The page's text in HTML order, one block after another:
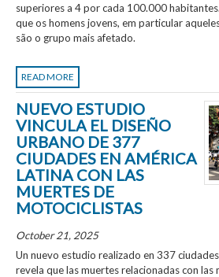
superiores a 4 por cada 100.000
que os homens jovens, em particular
são o grupo mais afetado.
READ MORE
NUEVO ESTUDIO
VINCULA EL DISEÑO
URBANO DE 377
CIUDADES EN AMÉRICA
LATINA CON LAS
MUERTES DE
MOTOCICLISTAS
October 21, 2025
Un nuevo estudio realizado en 337
revela que las muertes relacionadas con las